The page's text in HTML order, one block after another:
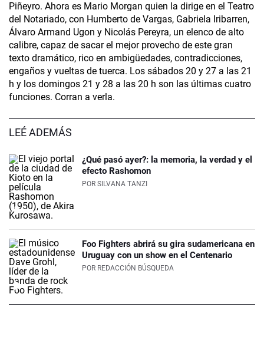
Piñeyro. Ahora es Mario Morgan quien la dirige en el Teatro
del Notariado, con Humberto de Vargas, Gabriela Iribarren,
Álvaro Armand Ugon y Nicolás Pereyra, un elenco de alto
calibre, capaz de sacar el mejor provecho de este gran
texto dramático, rico en ambigüedades, contradicciones,
engaños y vueltas de tuerca. Los sábados 20 y 27 a las 21
h y los domingos 21 y 28 a las 20 h son las últimas cuatro
funciones. Corran a verla.
LEÉ ADEMÁS
¿Qué pasó ayer?: la memoria, la verdad y el
efecto Rashomon
POR SILVANA TANZI
Foo Fighters abrirá su gira sudamericana en
Uruguay con un show en el Centenario
POR REDACCIÓN BÚSQUEDA